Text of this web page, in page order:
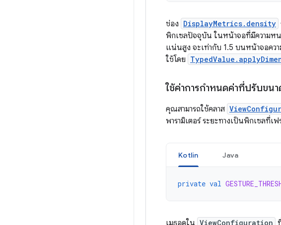
ช่อง DisplayMetrics.density
พิกเซลปัจจุบัน ในหน้าจอที่มีความห
แน่นสูง จะเท่ากับ 1.5 บนหน้าจอคว
ใช้โดย
ใช้ค่าการกำหนดค่าที่ปรับขนา
คุณสามารถใช้คลาส
พารามิเตอร์ ระยะทางเป็นพิกเซลที่เ
Kotlin Java
private val
ViewConfiguration